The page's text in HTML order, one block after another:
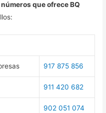
números que ofrece BQ
917 875 856
911 420 682
902 051 074